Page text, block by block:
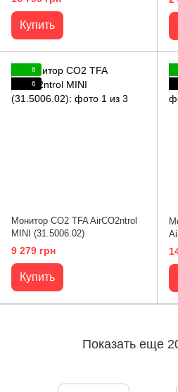
Купить
6
6
Монитор CO2 TFA AirCO2ntrol
MINI (31.5006.02)
9 279 грн
Купить
Показать еще